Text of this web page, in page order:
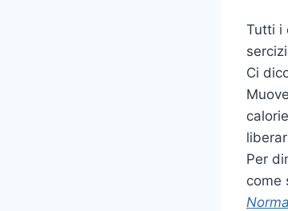
Tutti i
Ci
Per
come